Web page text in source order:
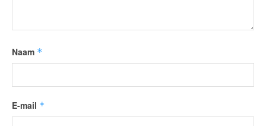
Naam *
E-mail *